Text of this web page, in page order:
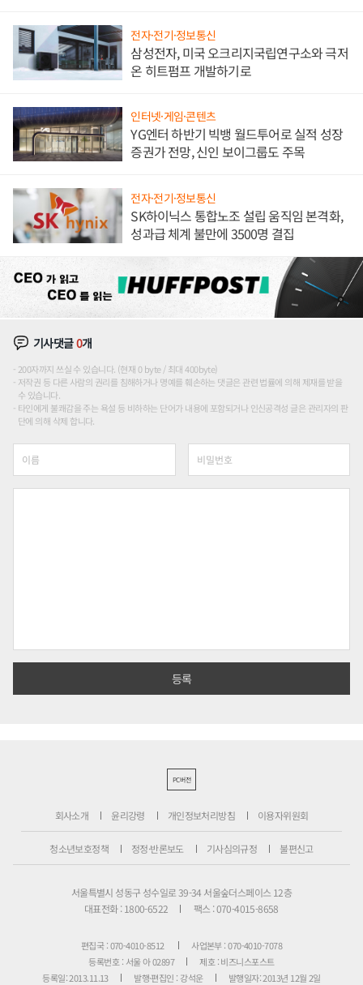
전자·전기·정보통신
삼성전자, 미국 오크리지국립연구소와 극저
온 히트펌프 개발하기로
인터넷·게임·콘텐츠
YG엔터 하반기 빅뱅 월드투어로 실적 성장
증권가 전망, 신인 보이그룹도 주목
전자·전기·정보통신
SK하이닉스 통합노조 설립 움직임 본격화,
성과급 체계 불만에 3500명 결집
기사댓글0개
200자까지 쓰실 수 있습니다. (현재 0 byte / 최대 400byte)
저작권 등 다른 사람의 권리를 침해하거나 명예를 훼손하는 댓글은 관련 법률에 의해 제재를 받을
수 있습니다.
타인에게 불쾌감을 주는 욕설 등 비하하는 단어가 내용에 포함되거나 인신공격성 글은 관리자의 판
단에 의해 삭제 합니다.
PC버전
회사소개 윤리강령 개인정보처리방침 이용자위원회
청소년보호정책 정정·반론보도 기사심의규정 불편신고
서울특별시 성동구 성수일로 39-34 서울숲더스페이스 12층
대표전화 : 1800-6522
팩스 : 070-4015-8658
편집국 : 070-4010-8512
사업본부 : 070-4010-7078
등록번호 : 서울 아 02897
제호 : 비즈니스포스트
등록일: 2013.11.13
발행·편집인 : 강석운 발행일자: 2013년 12월 2일